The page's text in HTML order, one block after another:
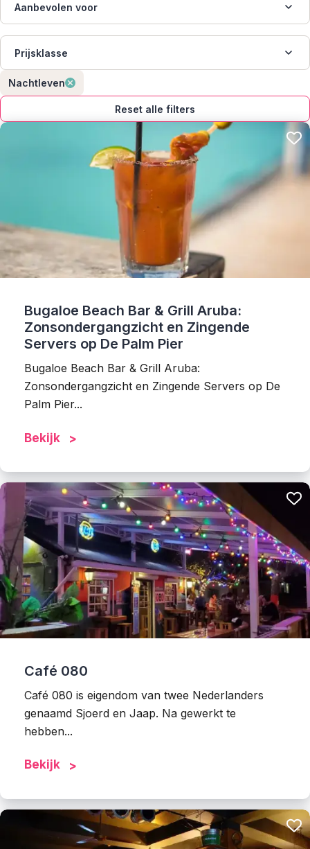
Aanbevolen voor
Prijsklasse
Nachtleven
Reset alle filters
Bugaloe Beach Bar & Grill Aruba:
Zonsondergangzicht en Zingende
Servers op De Palm Pier
Bugaloe Beach Bar & Grill Aruba:
Zonsondergangzicht en Zingende Servers op De
Palm Pier...
Bekijk
Café 080
Café 080 is eigendom van twee Nederlanders
genaamd Sjoerd en Jaap. Na gewerkt te
hebben...
Bekijk